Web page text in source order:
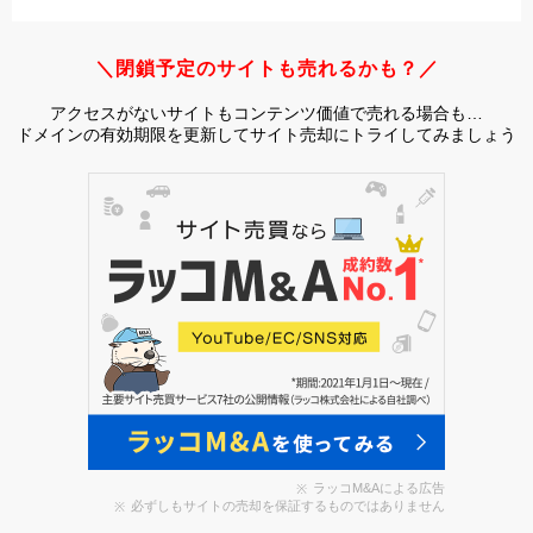
＼閉鎖予定のサイトも売れるかも？／
アクセスがないサイトもコンテンツ価値で売れる場合も…
ドメインの有効期限を更新してサイト売却にトライしてみましょう
ラッコM&Aによる広告
必ずしもサイトの売却を保証するものではありません